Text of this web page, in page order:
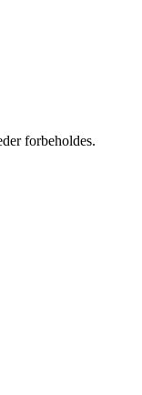
forbeholdes.